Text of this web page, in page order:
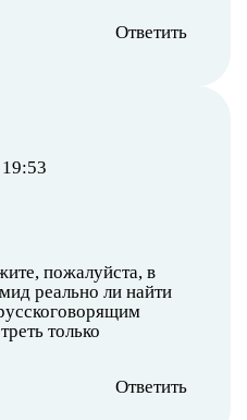
Ответить
пожалуйста, в
реально ли найти
только
Ответить